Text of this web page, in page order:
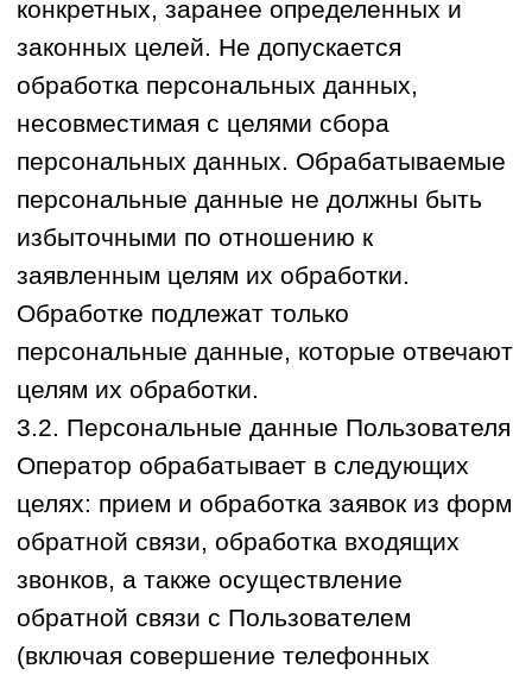
путем совершения конклюдентных
действий - нажатия кнопки
подтверждения на всплывающем
баннере (Cookie-баннере) при первом
посещении Сайта либо продолжения
баннера.
4.3. Обработка технических данных и
файлов cookie сторонними метрическими
соответствии с политиками
конфиденциальности и условиями
сервисов.
4.4. Пользователь вправе в любой
момент отозвать свое согласие или
ограничить сбор метрических данных.
Для этого Пользователь может изменить
настройки своего веб-браузера
сохранение файлов cookie).
4.5. Отключение или блокировка файлов
cookie может привести к тому, что
отдельные функции или сервисы Сайта
будут работать некорректно или станут